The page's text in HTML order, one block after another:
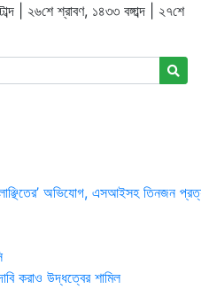
| ২৬শে শ্রাবণ, ১৪৩৩ বঙ্গাব্দ | ২৭শে
লাঞ্ছিতের’ অভিযোগ, এসআইসহ তিনজন
করাও উদ্ধত্বের শামিল